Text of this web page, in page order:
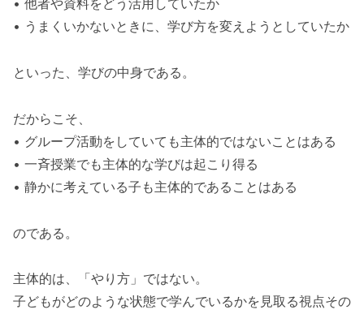
• 他者や資料をどう活用していたか
• うまくいかないときに、学び方を変えようとしていたか
といった、学びの中身である。
だからこそ、
• グループ活動をしていても主体的ではないことはある
• 一斉授業でも主体的な学びは起こり得る
• 静かに考えている子も主体的であることはある
のである。
主体的は、「やり方」ではない。
子どもがどのような状態で学んでいるかを見取る視点その